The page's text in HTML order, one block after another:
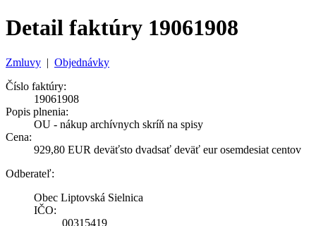
Detail faktúry 19061908
Zmluvy | Objednávky
Číslo faktúry:
19061908
Popis plnenia:
OU - nákup archívnych skríň na spisy
Cena:
929,80 EUR deväťsto dvadsať deväť eur osemdesiat centov
Odberateľ:
Obec Liptovská Sielnica
IČO:
00315419